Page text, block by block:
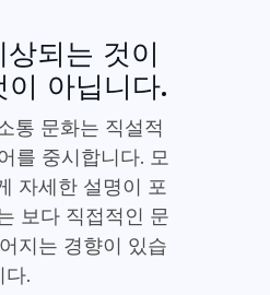
되는 것이
아닙니다.
통 문화는 직설적
를 중시합니다. 모
자세한 설명이 포
보다 직접적인 문
지는 경향이 있습
다.